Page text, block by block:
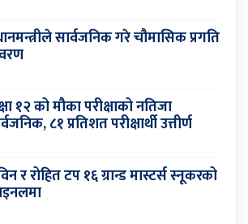
सार्वजनिक गरे चौमासिक प्रगति
१२ को मौका परीक्षाको नतिजा
८१ प्रतिशत परीक्षार्थी उत्तीर्ण
र रोहित टप १६ ग्रान्ड मास्टर्स स्नूकरको